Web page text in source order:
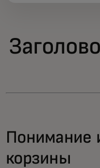
Понимание
корзины